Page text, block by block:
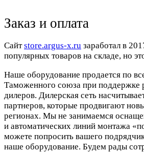
Заказ и оплата
Cайтstore.argus-x.ru заработал в
популярных товаров на складе, но
Наше оборудование продается по
Таможенного союза при поддержке
дилеров. Дилерская сеть
партнеров, которые продвигают
регионах. Мы не занимаемся
и автоматических линий монтажа
можете попросить вашего
наше оборудование. Будем рады